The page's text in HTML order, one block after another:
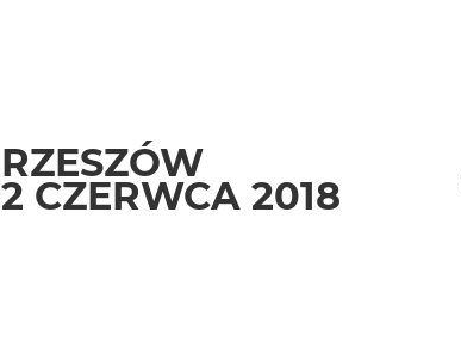
RZESZÓW
2 CZERWCA 2018